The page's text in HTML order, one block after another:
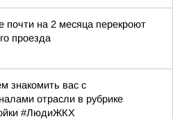
почти на 2 месяца перекроют
проезда
знакомить вас с
отрасли в рубрике
#ЛюдиЖКХ